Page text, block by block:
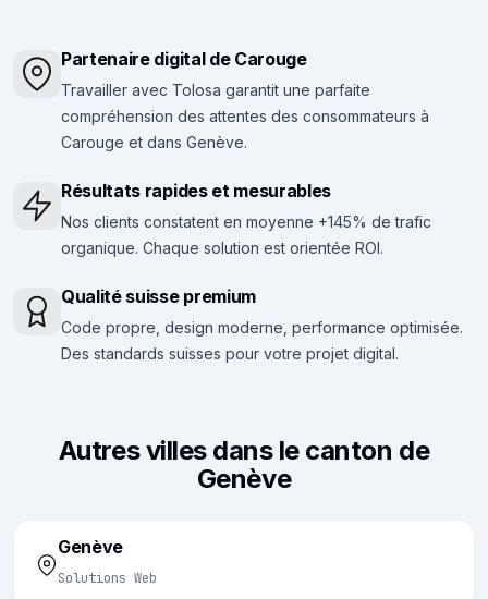
Partenaire digital de Carouge
Travailler avec Tolosa garantit une parfaite
compréhension des attentes des consommateurs à
Carouge et dans Genève.
Résultats rapides et mesurables
Nos clients constatent en moyenne +145% de trafic
organique. Chaque solution est orientée ROI.
Qualité suisse premium
Code propre, design moderne, performance optimisée.
Des standards suisses pour votre projet digital.
Autres villes dans le canton de
Genève
Genève
Solutions Web